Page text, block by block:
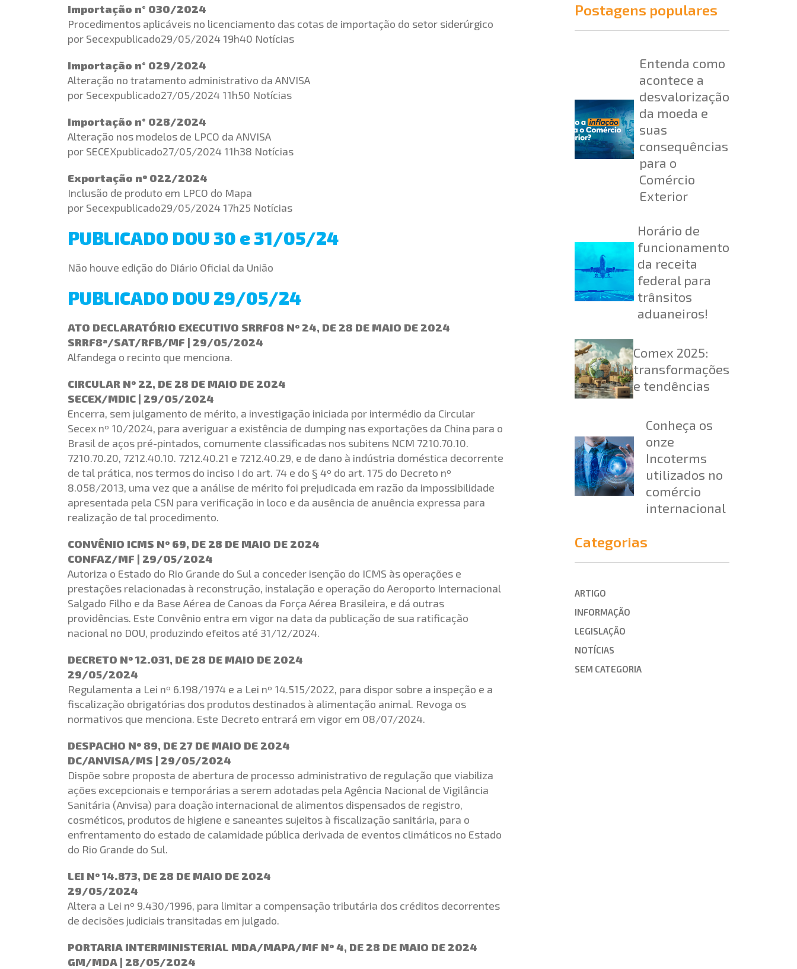
Importação n° 030/2024
Procedimentos aplicáveis no licenciamento das cotas de importação do setor siderúrgico
por Secexpublicado29/05/2024 19h40 Notícias
Importação n° 029/2024
Alteração no tratamento administrativo da ANVISA
por Secexpublicado27/05/2024 11h50 Notícias
Importação n° 028/2024
Alteração nos modelos de LPCO da ANVISA
por SECEXpublicado27/05/2024 11h38 Notícias
Exportação nº 022/2024
Inclusão de produto em LPCO do Mapa
por Secexpublicado29/05/2024 17h25 Notícias
PUBLICADO DOU 30 e 31/05/24
Não houve edição do Diário Oficial da União
PUBLICADO DOU 29/05/24
ATO DECLARATÓRIO EXECUTIVO SRRF08 Nº 24, DE 28 DE MAIO DE 2024
SRRF8ª/SAT/RFB/MF | 29/05/2024
Alfandega o recinto que menciona.
CIRCULAR Nº 22, DE 28 DE MAIO DE 2024
SECEX/MDIC | 29/05/2024
Encerra, sem julgamento de mérito, a investigação iniciada por intermédio da Circular
Secex nº 10/2024, para averiguar a existência de dumping nas exportações da China para o
Brasil de aços pré-pintados, comumente classificadas nos subitens NCM 7210.70.10.
7210.70.20, 7212.40.10. 7212.40.21 e 7212.40.29, e de dano à indústria doméstica decorrente
de tal prática, nos termos do inciso I do art. 74 e do § 4º do art. 175 do Decreto nº
8.058/2013, uma vez que a análise de mérito foi prejudicada em razão da impossibilidade
apresentada pela CSN para verificação in loco e da ausência de anuência expressa para
realização de tal procedimento.
CONVÊNIO ICMS Nº 69, DE 28 DE MAIO DE 2024
CONFAZ/MF | 29/05/2024
Autoriza o Estado do Rio Grande do Sul a conceder isenção do ICMS às operações e
prestações relacionadas à reconstrução, instalação e operação do Aeroporto Internacional
Salgado Filho e da Base Aérea de Canoas da Força Aérea Brasileira, e dá outras
providências. Este Convênio entra em vigor na data da publicação de sua ratificação
nacional no DOU, produzindo efeitos até 31/12/2024.
DECRETO Nº 12.031, DE 28 DE MAIO DE 2024
29/05/2024
Regulamenta a Lei nº 6.198/1974 e a Lei nº 14.515/2022, para dispor sobre a inspeção e a
fiscalização obrigatórias dos produtos destinados à alimentação animal. Revoga os
normativos que menciona. Este Decreto entrará em vigor em 08/07/2024.
DESPACHO Nº 89, DE 27 DE MAIO DE 2024
DC/ANVISA/MS | 29/05/2024
Dispõe sobre proposta de abertura de processo administrativo de regulação que viabiliza
ações excepcionais e temporárias a serem adotadas pela Agência Nacional de Vigilância
Sanitária (Anvisa) para doação internacional de alimentos dispensados de registro,
cosméticos, produtos de higiene e saneantes sujeitos à fiscalização sanitária, para o
enfrentamento do estado de calamidade pública derivada de eventos climáticos no Estado
do Rio Grande do Sul.
LEI Nº 14.873, DE 28 DE MAIO DE 2024
29/05/2024
Altera a Lei nº 9.430/1996, para limitar a compensação tributária dos créditos decorrentes
de decisões judiciais transitadas em julgado.
PORTARIA INTERMINISTERIAL MDA/MAPA/MF Nº 4, DE 28 DE MAIO DE 2024
GM/MDA | 28/05/2024
Postagens populares
Entenda como
acontece a
desvalorização
da moeda e
suas
consequências
para o
Comércio
Exterior
Horário de
funcionamento
da receita
federal para
trânsitos
aduaneiros!
Comex 2025:
transformações
e tendências
Conheça os
onze
Incoterms
utilizados no
comércio
internacional
Categorias
ARTIGO
INFORMAÇÃO
LEGISLAÇÃO
NOTÍCIAS
SEM CATEGORIA